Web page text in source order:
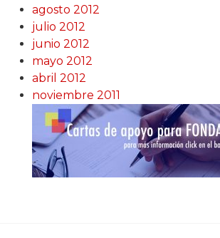
agosto 2012
julio 2012
junio 2012
mayo 2012
abril 2012
noviembre 2011